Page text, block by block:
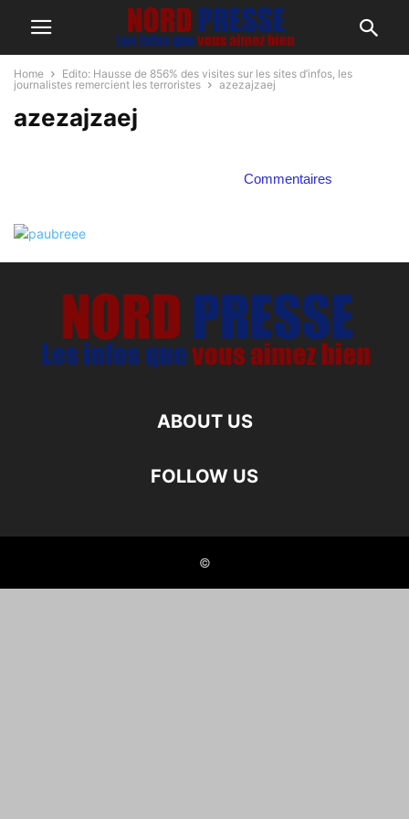
Home
Edito: Hausse de 856% des visites sur les sites d’infos, les
journalistes remercient les terroristes
azezajzaej
azezajzaej
Commentaires
ABOUT US
FOLLOW US
©